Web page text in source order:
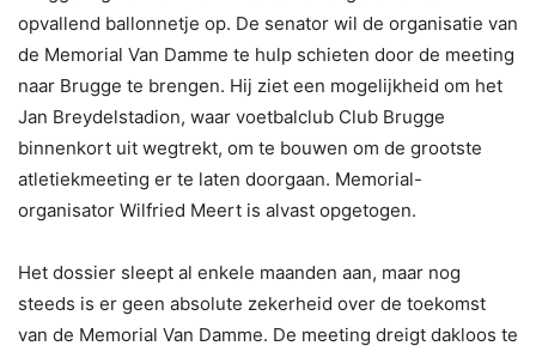
opvallend ballonnetje op. De senator wil de organisatie van
de Memorial Van Damme te hulp schieten door de meeting
naar Brugge te brengen. Hij ziet een mogelijkheid om het
Jan Breydelstadion, waar voetbalclub Club Brugge
binnenkort uit wegtrekt, om te bouwen om de grootste
atletiekmeeting er te laten doorgaan. Memorial-
organisator Wilfried Meert is alvast opgetogen.
Het dossier sleept al enkele maanden aan, maar nog
steeds is er geen absolute zekerheid over de toekomst
van de Memorial Van Damme. De meeting dreigt dakloos te